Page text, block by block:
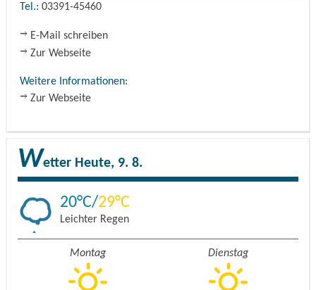
Tel.: 03391-45460
E-Mail schreiben
Zur Webseite
Weitere Informationen:
Zur Webseite
Wetter Heute, 9. 8.
20 29
Leichter Regen
Montag Dienstag